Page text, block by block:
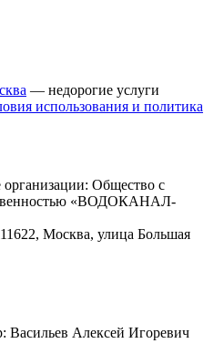
— недорогие услуги
использования и политика
Общество с
«ВОДОКАНАЛ-
Москва, улица Большая
Васильев Алексей Игоревич